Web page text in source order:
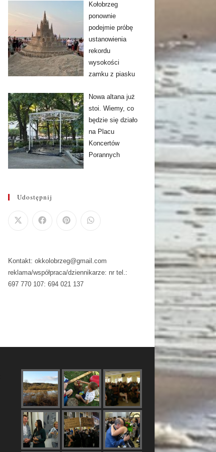
Kołobrzeg
ponownie
podejmie próbę
ustanowienia
rekordu
wysokości
zamku z piasku
Nowa altana już
stoi. Wiemy, co
będzie się działo
na Placu
Koncertów
Porannych
Udostępnij
Kontakt: okkolobrzeg@gmail.com
reklama/współpraca/dziennikarze: nr tel.:
697 770 107: 694 021 137